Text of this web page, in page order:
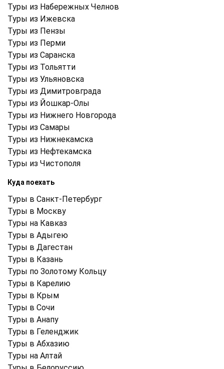
Туры из Набережных Челнов
Туры из Ижевска
Туры из Пензы
Туры из Перми
Туры из Саранска
Туры из Тольятти
Туры из Ульяновска
Туры из Димитровграда
Туры из Йошкар-Олы
Туры из Нижнего Новгорода
Туры из Самары
Туры из Нижнекамска
Туры из Нефтекамска
Туры из Чистополя
Куда поехать
Туры в Санкт-Петербург
Туры в Москву
Туры на Кавказ
Туры в Адыгею
Туры в Дагестан
Туры в Казань
Туры по Золотому Кольцу
Туры в Карелию
Туры в Крым
Туры в Cочи
Туры в Анапу
Туры в Геленджик
Туры в Абхазию
Туры на Алтай